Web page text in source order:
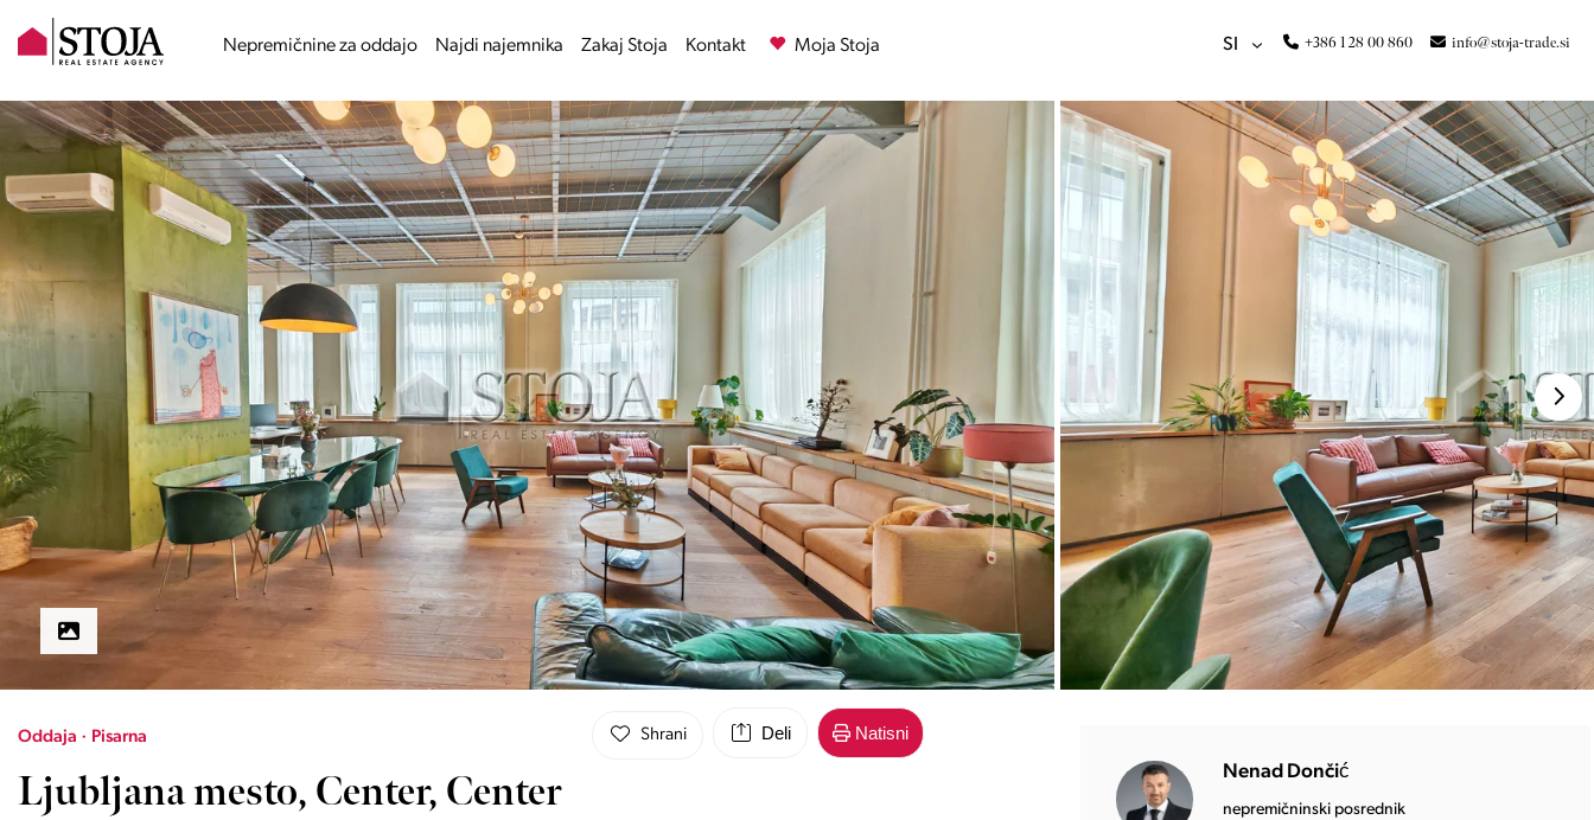
Nepremičnine za oddajo Najdi najemnika Zakaj Stoja Kontakt Moja Stoja SI +386 1 28 00 860 info@stoja-trade.si
Shrani Deli Natisni
Oddaja · Pisarna
Ljubljana mesto, Center, Center Nenad Dončić
nepremičninski posrednik